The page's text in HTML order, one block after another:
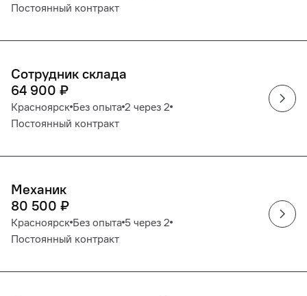
Постоянный контракт
Сотрудник склада
64 900 ₽
Красноярск Без опыта 2 через 2
Постоянный контракт
Механик
80 500 ₽
Красноярск Без опыта 5 через 2
Постоянный контракт